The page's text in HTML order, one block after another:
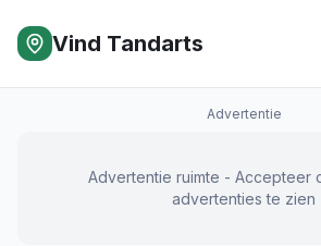
Vind Tandarts
Advertentie
Advertentie ruimte - Accepteer
advertenties te zien